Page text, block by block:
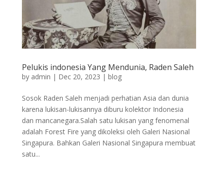
Pelukis indonesia Yang Mendunia, Raden Saleh
by admin | Dec 20, 2023 | blog
Sosok Raden Saleh menjadi perhatian Asia dan dunia
karena lukisan-lukisannya diburu kolektor Indonesia
dan mancanegara.Salah satu lukisan yang fenomenal
adalah Forest Fire yang dikoleksi oleh Galeri Nasional
Singapura. Bahkan Galeri Nasional Singapura membuat
satu...